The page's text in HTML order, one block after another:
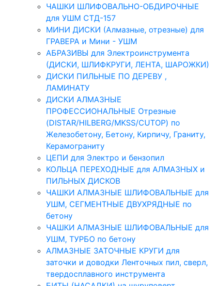
ЧАШКИ ШЛИФОВАЛЬНО-ОБДИРОЧНЫЕ
для УШМ СТД-157
МИНИ ДИСКИ (Алмазные, отрезные) для
ГРАВЕРА и Мини - УШМ
АБРАЗИВЫ для Электроинструмента
(ДИСКИ, ШЛИФКРУГИ, ЛЕНТА, ШАРОЖКИ)
ДИСКИ ПИЛЬНЫЕ ПО ДЕРЕВУ ,
ЛАМИНАТУ
ДИСКИ АЛМАЗНЫЕ
ПРОФЕССИОНАЛЬНЫЕ Отрезные
(DISTAR/HILBERG/MKSS/CUTOP) по
Железобетону, Бетону, Кирпичу, Граниту,
Керамограниту
ЦЕПИ для Электро и бензопил
КОЛЬЦА ПЕРЕХОДНЫЕ для АЛМАЗНЫХ и
ПИЛЬНЫХ ДИСКОВ
ЧАШКИ АЛМАЗНЫЕ ШЛИФОВАЛЬНЫЕ для
УШМ, СЕГМЕНТНЫЕ ДВУХРЯДНЫЕ по
бетону
ЧАШКИ АЛМАЗНЫЕ ШЛИФОВАЛЬНЫЕ для
УШМ, ТУРБО по бетону
АЛМАЗНЫЕ ЗАТОЧНЫЕ КРУГИ для
заточки и доводки Ленточных пил, сверл,
твердосплавного инструмента